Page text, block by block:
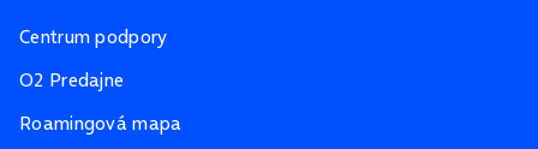
Centrum podpory
O2 Predajne
Roamingová mapa